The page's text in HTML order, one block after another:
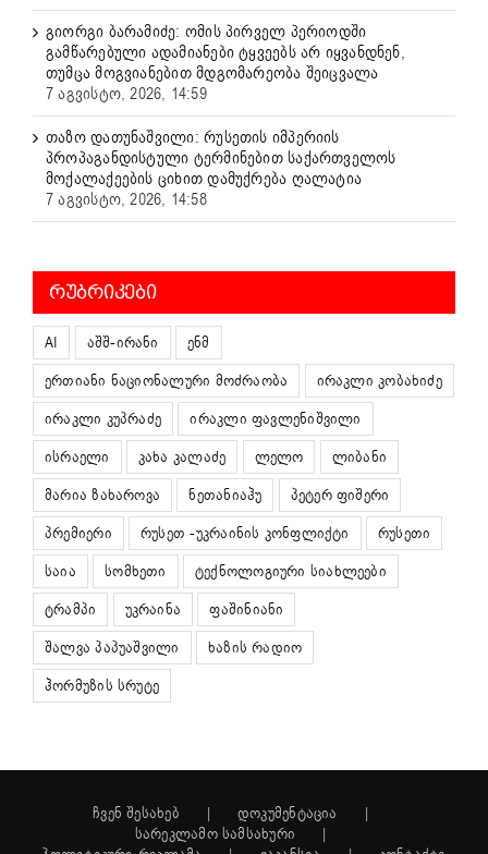
გიორგი ბარამიძე: ომის პირველ პერიოდში
გამწარებული ადამიანები ტყვეებს არ იყვანდნენ,
თუმცა მოგვიანებით მდგომარეობა შეიცვალა
7 აგვისტო, 2026, 14:59
თაზო დათუნაშვილი: რუსეთის იმპერიის
პროპაგანდისტული ტერმინებით საქართველოს
მოქალაქეების ციხით დამუქრება ღალატია
7 აგვისტო, 2026, 14:58
ᲠᲣᲑᲠᲘᲙᲔᲑᲘ
AI აშშ-ირანი
ენმ
ერთიანი ნაციონალური მოძრაობა
ირაკლი კობახიძე
ირაკლი კუპრაძე
ირაკლი ფავლენიშვილი
ისრაელი
კახა კალაძე ლელო
ლიბანი
მარია ზახაროვა
ნეთანიაჰუ
პეტერ ფიშერი
პრემიერი
რუსეთ -უკრაინის კონფლიქტი
რუსეთი
საია
სომხეთი
ტექნოლოგიური სიახლეები
ტრამპი
უკრაინა
ფაშინიანი
შალვა პაპუაშვილი
ხაზის რადიო
ჰორმუზის სრუტე
ჩვენ შესახებ
დოკუმენტაცია
სარეკლამო სამსახური